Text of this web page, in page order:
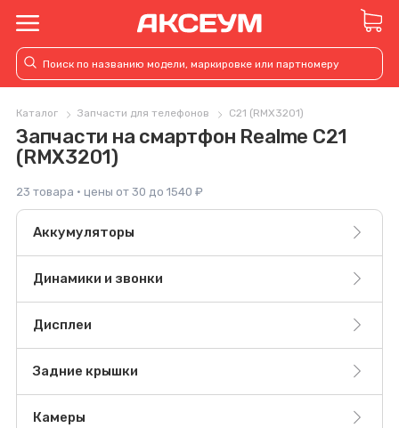
Каталог Запчасти для телефонов C21 (RMX3201)
Запчасти на смартфон Realme C21
(RMX3201)
23 товара · цены от 30 до 1540 ₽
Аккумуляторы
Динамики и звонки
Дисплеи
Задние крышки
Камеры